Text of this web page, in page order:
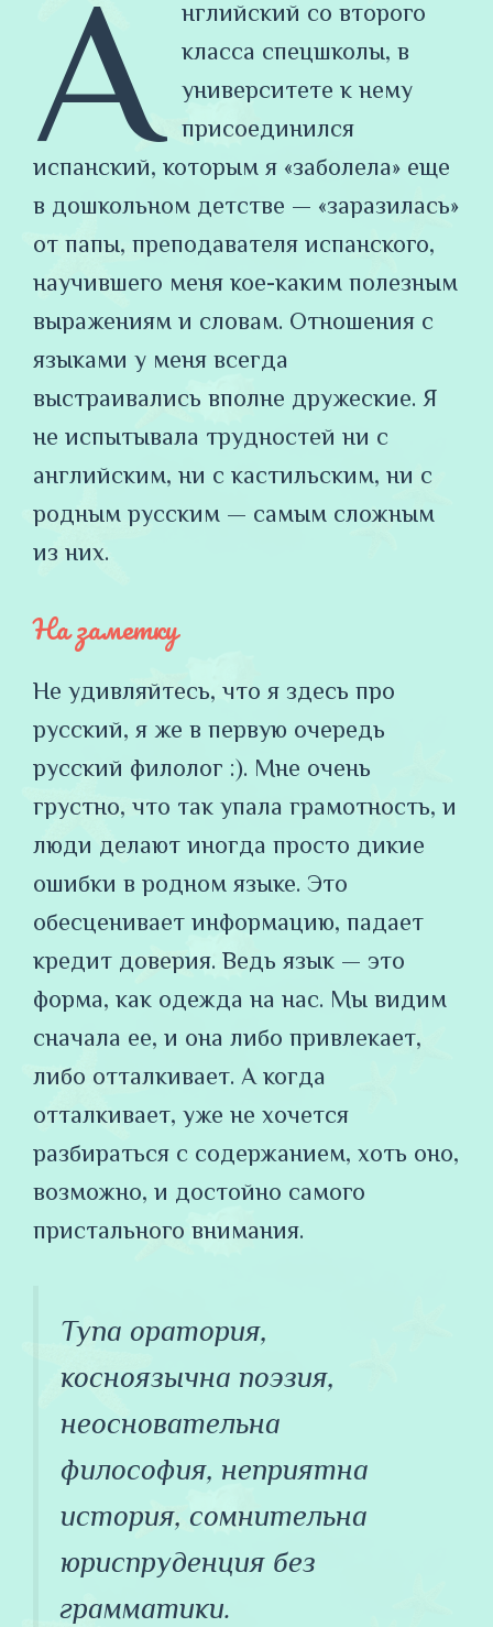
А
нглийский со второго
класса спецшколы, в
университете к нему
присоединился
испанский, которым я «заболела» еще
в дошкольном детстве — «заразилась»
от папы, преподавателя испанского,
научившего меня кое-каким полезным
выражениям и словам. Отношения с
языками у меня всегда
выстраивались вполне дружеские. Я
не испытывала трудностей ни с
английским, ни с кастильским, ни с
родным русским — самым сложным
из них.
На заметку
Не удивляйтесь, что я здесь про
русский, я же в первую очередь
русский филолог :). Мне очень
грустно, что так упала грамотность, и
люди делают иногда просто дикие
ошибки в родном языке. Это
обесценивает информацию, падает
кредит доверия. Ведь язык — это
форма, как одежда на нас. Мы видим
сначала ее, и она либо привлекает,
либо отталкивает. А когда
отталкивает, уже не хочется
разбираться с содержанием, хоть оно,
возможно, и достойно самого
пристального внимания.
Тупа оратория,
косноязычна поэзия,
неосновательна
философия, неприятна
история, сомнительна
юриспруденция без
грамматики.